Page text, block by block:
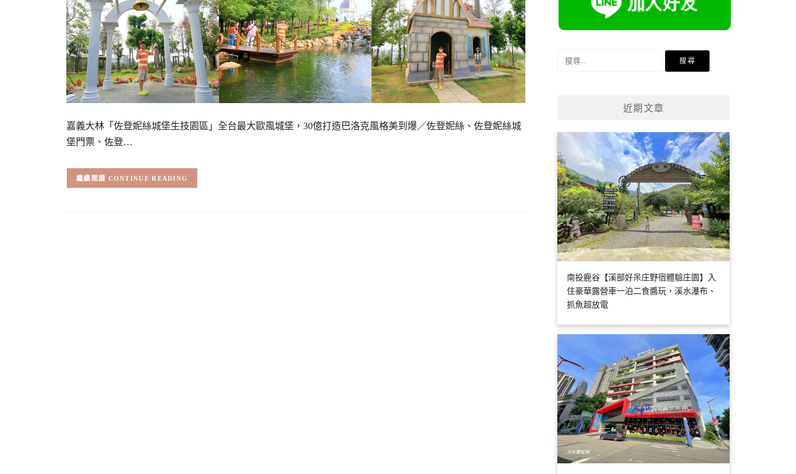
嘉義大林「佐登妮絲城堡生技園區」全台最大歐風城堡，30億打造巴洛克風格美到爆／佐登妮絲、佐登妮絲城
堡門票、佐登…
CONTINUE READING
近期文章
南投鹿谷【溪部好呆庄野宿體驗庄園】入
住豪華露營車一泊二食醬玩，溪水瀑布、
抓魚超放電